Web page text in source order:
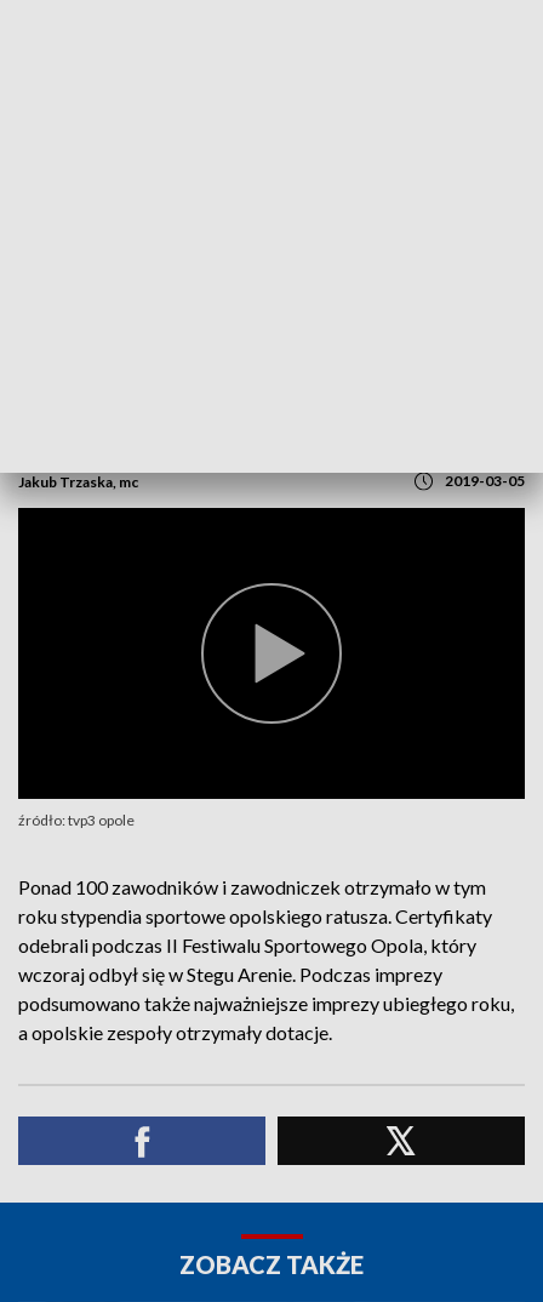
Jakub Trzaska, mc 2019-03-05
źródło: tvp3 opole
Ponad 100 zawodników i zawodniczek otrzymało w tym
roku stypendia sportowe opolskiego ratusza. Certyfikaty
odebrali podczas II Festiwalu Sportowego Opola, który
wczoraj odbył się w Stegu Arenie. Podczas imprezy
podsumowano także najważniejsze imprezy ubiegłego roku,
a opolskie zespoły otrzymały dotacje.
ZOBACZ TAKŻE